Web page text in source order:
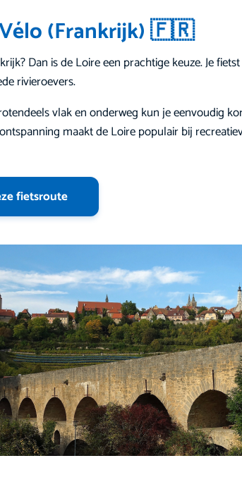
Vélo (Frankrijk) 🇫🇷
Dan is de Loire een prachtige keuze. Je
rivieroevers.
vlak en onderweg kun je eenvoudig
maakt de Loire populair bij
fietsroute